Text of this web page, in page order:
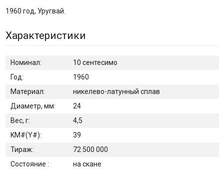
1960 год, Уругвай.
Характеристики
Номинал:
10 сентесимо
Год:
1960
Материал:
никелево-латунный сплав
Диаметр, мм:
24
Вес, г:
4,5
KM#(Y#):
39
Тираж:
72 500 000
Состояние :
на скане